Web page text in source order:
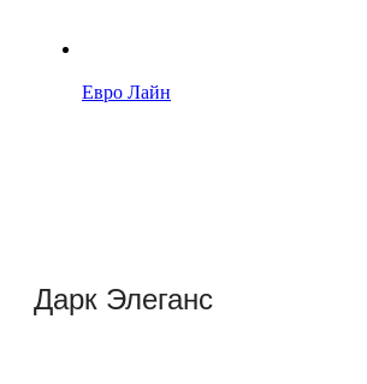
Евро Лайн
Дарк Элеганс